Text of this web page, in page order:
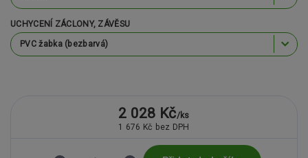
UCHYCENÍ ZÁCLONY, ZÁVĚSU
2 028 Kč/ks
1 676 Kč bez DPH